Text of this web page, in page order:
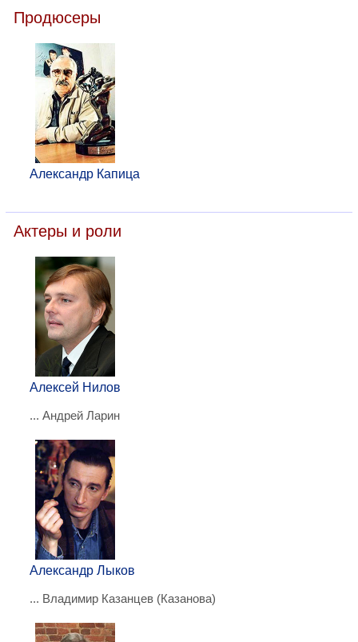
Продюсеры
Александр Капица
Актеры и роли
Алексей Нилов
... Андрей Ларин
Александр Лыков
... Владимир Казанцев (Казанова)